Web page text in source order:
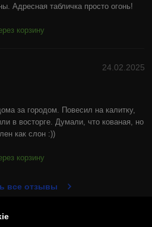
Адресная табличка просто огонь!
корзину
24.02.2025
за городом. Повесил на калитку,
в восторге. Думали, что кованая, но
как слон :))
корзину
все отзывы